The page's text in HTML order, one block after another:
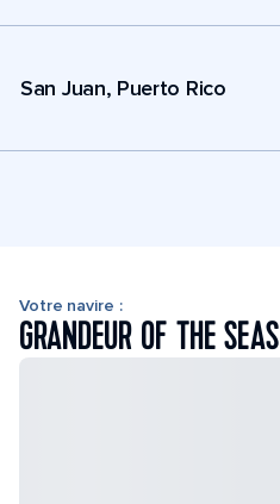
San Juan, Puerto Rico
Votre navire :
GRANDEUR OF THE SEAS